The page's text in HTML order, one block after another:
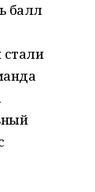
балл
стали